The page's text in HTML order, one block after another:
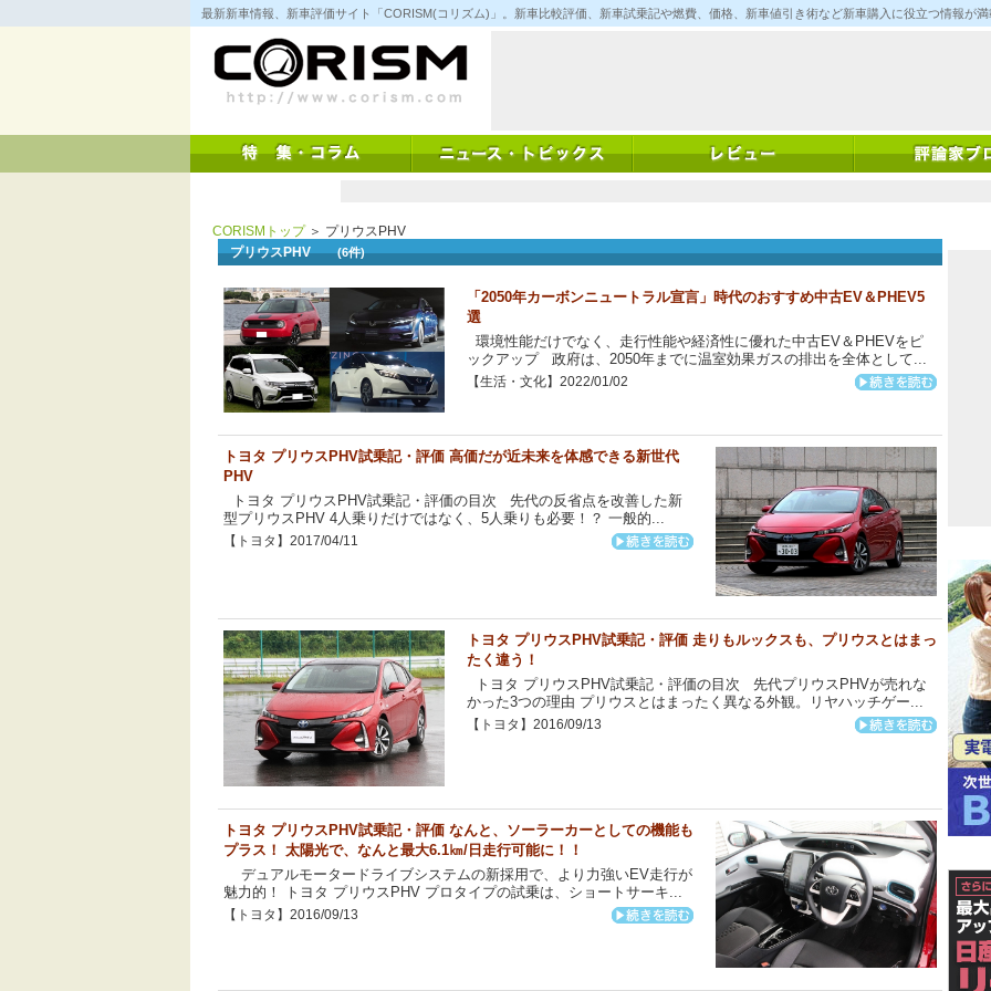
コ
ン
キ
ッ
最新新車情報、新車評価サイト「CORISM(コリズム)」。新車比較評価、新車試乗記や燃費、価格、新車値引き術など新車購入に役立つ情報が
CORISMトップ＞ プリウスPHV
プリウスPHV(6件)
「2050年カーボンニュートラル宣言」時代のおすすめ中古EV＆PHEV5
選
環境性能だけでなく、走行性能や経済性に優れた中古EV＆PHEVをピ
ックアップ 政府は、2050年までに温室効果ガスの排出を全体として...
【生活・文化】2022/01/02
トヨタ プリウスPHV試乗記・評価 高価だが近未来を体感できる新世代
PHV
トヨタ プリウスPHV試乗記・評価の目次 先代の反省点を改善した新
型プリウスPHV 4人乗りだけではなく、5人乗りも必要！？ 一般的...
【トヨタ】2017/04/11
トヨタ プリウスPHV試乗記・評価 走りもルックスも、プリウスとはまっ
たく違う！
トヨタ プリウスPHV試乗記・評価の目次 先代プリウスPHVが売れな
かった3つの理由 プリウスとはまったく異なる外観。リヤハッチゲー...
【トヨタ】2016/09/13
トヨタ プリウスPHV試乗記・評価 なんと、ソーラーカーとしての機能も
プラス！ 太陽光で、なんと最大6.1㎞/日走行可能に！！
デュアルモータードライブシステムの新採用で、より力強いEV走行が
魅力的！ トヨタ プリウスPHV プロタイプの試乗は、ショートサーキ...
【トヨタ】2016/09/13